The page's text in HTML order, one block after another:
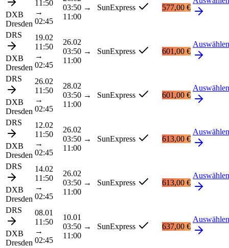
DXB
Dresden
11:50
→
02:45
03:50 →
11:00
SunExpress 577,00 €
DRS
DXB
Dresden
19.02
11:50
→
02:45
26.02
03:50 →
11:00
SunExpress 601,00 €
Auswählen
DRS
DXB
Dresden
26.02
11:50
→
02:45
28.02
03:50 →
11:00
SunExpress 601,00 €
Auswählen
DRS
DXB
Dresden
12.02
11:50
→
02:45
26.02
03:50 →
11:00
SunExpress 613,00 €
Auswählen
DRS
DXB
Dresden
14.02
11:50
→
02:45
26.02
03:50 →
11:00
SunExpress 613,00 €
Auswählen
DRS
DXB
Dresden
08.01
11:50
→
02:45
10.01
03:50 →
11:00
SunExpress 637,00 €
Auswählen